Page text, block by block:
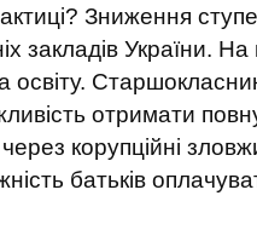
Зниження
закладів України.
отримати
корупційні
батьків